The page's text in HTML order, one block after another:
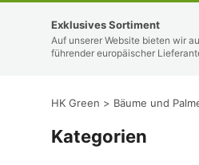
HK Green Bäume und
Kategorien
Exklusives Sortiment
Auf unserer Website bieten wir
führender europäischer